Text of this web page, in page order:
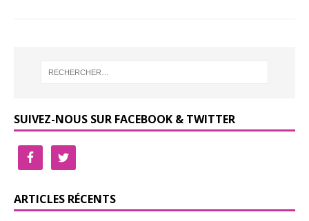
SUIVEZ-NOUS SUR FACEBOOK & TWITTER
ARTICLES RÉCENTS